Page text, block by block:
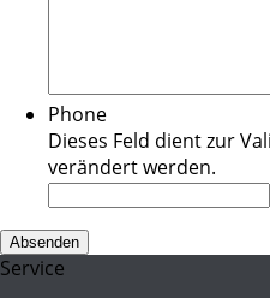
Phone
Dieses Feld dient zur
verändert werden.
Service